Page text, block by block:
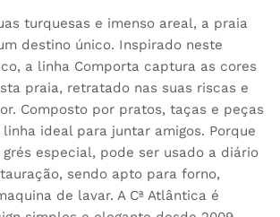
turquesas e imenso areal, a praia
destino único. Inspirado neste
a linha Comporta captura as cores
praia, retratado nas suas riscas e
Composto por pratos, taças e peças
ideal para juntar amigos. Porque
especial, pode ser usado a diário
sendo apto para forno,
de lavar. A Cª Atlântica é